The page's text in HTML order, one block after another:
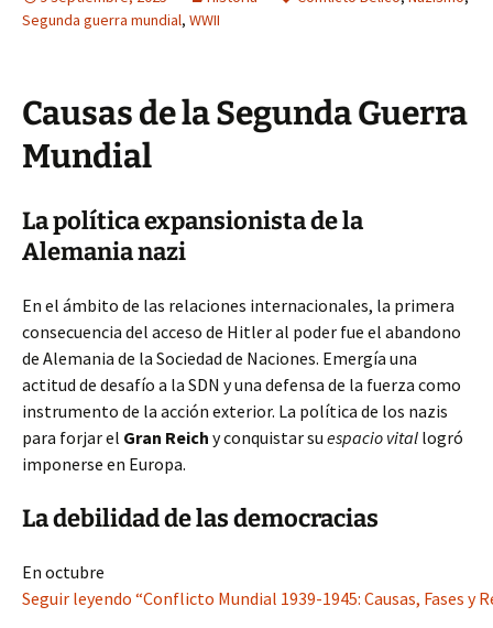
Segunda guerra mundial, WWII
Causas de la Segunda Guerra
Mundial
La política expansionista de la
Alemania nazi
En el ámbito de las relaciones internacionales, la primera
consecuencia del acceso de Hitler al poder fue el abandono
de Alemania de la Sociedad de Naciones. Emergía una
actitud de desafío a la SDN y una defensa de la fuerza como
instrumento de la acción exterior. La política de los nazis
para forjar el Gran Reich y conquistar su espacio vital logró
imponerse en Europa.
La debilidad de las democracias
En octubre
Seguir leyendo “Conflicto Mundial 1939-1945: Causas, Fases y